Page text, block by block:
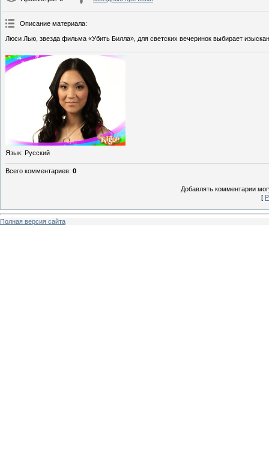
Описание материала:
Люси Лью, звезда фильма «Убить Билла», для светских вечеринок выбирает
Язык: Русский
Всего комментариев: 0
Добавлять комментарии
[
Полная версия сайта